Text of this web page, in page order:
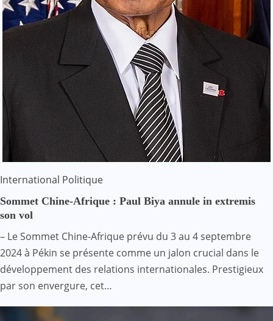
International Politique
Sommet Chine-Afrique : Paul Biya annule in extremis
son vol
– Le Sommet Chine-Afrique prévu du 3 au 4 septembre
2024 à Pékin se présente comme un jalon crucial dans le
développement des relations internationales. Prestigieux
par son envergure, cet…